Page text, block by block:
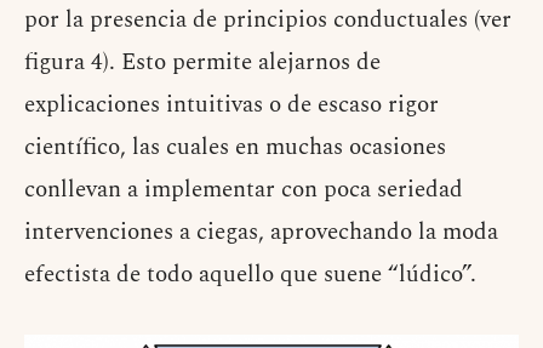
por la presencia de principios conductuales (ver
figura 4). Esto permite alejarnos de
explicaciones intuitivas o de escaso rigor
científico, las cuales en muchas ocasiones
conllevan a implementar con poca seriedad
intervenciones a ciegas, aprovechando la moda
efectista de todo aquello que suene “lúdico”.